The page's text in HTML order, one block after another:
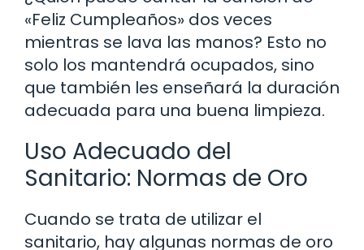
«Feliz Cumpleaños» dos veces
mientras se lava las manos? Esto no
solo los mantendrá ocupados, sino
que también les enseñará la duración
adecuada para una buena limpieza.
Uso Adecuado del
Sanitario: Normas de Oro
Cuando se trata de utilizar el
sanitario, hay algunas normas de oro